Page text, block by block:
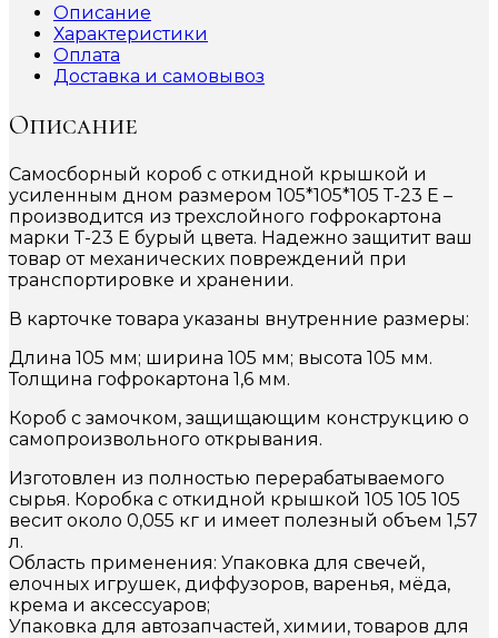
Описание
Характеристики
Оплата
Доставка и самовывоз
Описание
Самосборный короб с откидной крышкой и
усиленным дном размером 105*105*105 Т-23 Е –
производится из трехслойного гофрокартона
марки Т-23 Е бурый цвета. Надежно защитит ваш
товар от механических повреждений при
транспортировке и хранении.
В карточке товара указаны внутренние размеры:
Длина 105 мм; ширина 105 мм; высота 105 мм.
Толщина гофрокартона 1,6 мм.
Короб с замочком, защищающим конструкцию о
самопроизвольного открывания.
Изготовлен из полностью перерабатываемого
сырья. Коробка с откидной крышкой 105 105 105
весит около 0,055 кг и имеет полезный объем 1,57
л.
Область применения: Упаковка для свечей,
елочных игрушек, диффузоров, варенья, мёда,
крема и аксессуаров;
Упаковка для автозапчастей, химии, товаров для